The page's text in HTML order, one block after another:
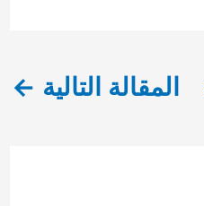
المقالة التالية ←